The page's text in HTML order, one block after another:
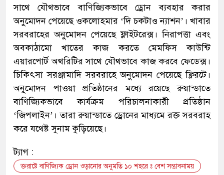
সাথে যৌথভাবে বাণিজ্যিকভাবে ড্রোন ব্যবহার করার
অনুমোদন পেয়েছে ওকলোহমার ‘দি চকটাও ন্যাশন’। খাবার
সরবরাহের অনুমোদন পেয়েছে ফ্লাইটরেক্স। নিরাপত্তা এবং
অবকাঠামো খাতের কাজ করতে মেমফিস কাউন্টি
এয়ারপোর্ট অথরিটির সাথে যৌথভাবে কাজ করবে ফেডেক্স।
চিকিৎসা সরঞ্জামাদি সরবরাহে অনুমোদন পেয়েছে ফ্লিরটে।
অনুমোদন পাওয়া প্রতিষ্ঠানের মধ্যে রয়েছে রুয়ান্ডাতে
বাণিজ্যিকভাবে কার্যক্রম পরিচালনাকারী প্রতিষ্ঠান
‘জিপলাইন’। তারা রুয়ান্ডাতে ড্রোনের মাধ্যমে রক্ত সরবরাহ
করে যথেষ্ট সুনাম কুড়িয়েছে।
ট্যাগ :
ক্তরাষ্টে বাণিজ্যিক ড্রোন ওড়ানোর অনুমতি ১০ শহরে ঃ বেশ সম্ভাবনাময়